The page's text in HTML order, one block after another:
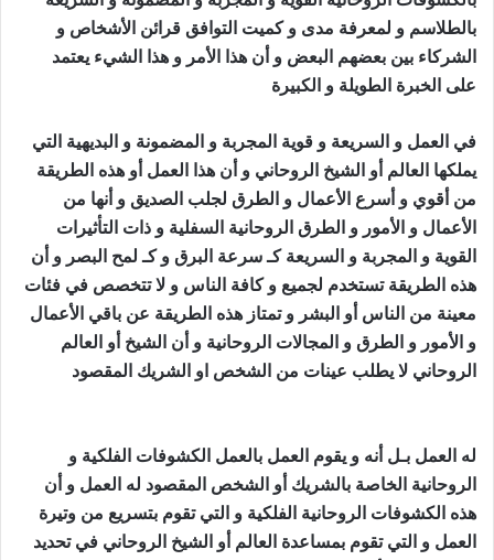
بالطلاسم و لمعرفة مدى و كميت التوافق قرائن الأشخاص و
الشركاء بين بعضهم البعض و أن هذا الأمر و هذا الشيء يعتمد
على الخبرة الطويلة و الكبيرة
في العمل و السريعة و قوية المجربة و المضمونة و البديهية التي
يملكها العالم أو الشيخ الروحاني و أن هذا العمل أو هذه الطريقة
من أقوي و أسرع الأعمال و الطرق لجلب الصديق و أنها من
الأعمال و الأمور و الطرق الروحانية السفلية و ذات التأثيرات
القوية و المجربة و السريعة كـ سرعة البرق و كـ لمح البصر و أن
هذه الطريقة تستخدم لجميع و كافة الناس و لا تتخصص في فئات
معينة من الناس أو البشر و تمتاز هذه الطريقة عن باقي الأعمال
و الأمور و الطرق و المجالات الروحانية و أن الشيخ أو العالم
الروحاني لا يطلب عينات من الشخص او الشريك المقصود
له العمل بـل أنه و يقوم العمل بالعمل الكشوفات الفلكية و
الروحانية الخاصة بالشريك أو الشخص المقصود له العمل و أن
هذه الكشوفات الروحانية الفلكية و التي تقوم بتسريع من وتيرة
العمل و التي تقوم بمساعدة العالم أو الشيخ الروحاني في تحديد